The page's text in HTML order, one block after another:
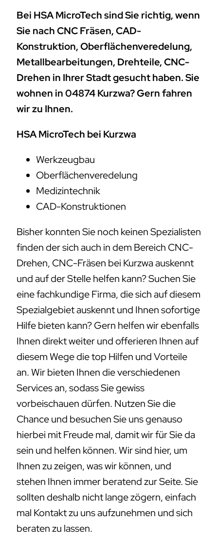
Bei HSA MicroTech sind Sie richtig, wenn
Sie nach CNC Fräsen, CAD-
Konstruktion, Oberflächenveredelung,
Metallbearbeitungen, Drehteile, CNC-
Drehen in Ihrer Stadt gesucht haben. Sie
wohnen in 04874 Kurzwa? Gern fahren
wir zu Ihnen.
HSA MicroTech bei Kurzwa
Werkzeugbau
Oberflächenveredelung
Medizintechnik
CAD-Konstruktionen
Bisher konnten Sie noch keinen Spezialisten
finden der sich auch in dem Bereich CNC-
Drehen, CNC-Fräsen bei Kurzwa auskennt
und auf der Stelle helfen kann? Suchen Sie
eine fachkundige Firma, die sich auf diesem
Spezialgebiet auskennt und Ihnen sofortige
Hilfe bieten kann? Gern helfen wir ebenfalls
Ihnen direkt weiter und offerieren Ihnen auf
diesem Wege die top Hilfen und Vorteile
an. Wir bieten Ihnen die verschiedenen
Services an, sodass Sie gewiss
vorbeischauen dürfen. Nutzen Sie die
Chance und besuchen Sie uns genauso
hierbei mit Freude mal, damit wir für Sie da
sein und helfen können. Wir sind hier, um
Ihnen zu zeigen, was wir können, und
stehen Ihnen immer beratend zur Seite. Sie
sollten deshalb nicht lange zögern, einfach
mal Kontakt zu uns aufzunehmen und sich
beraten zu lassen.